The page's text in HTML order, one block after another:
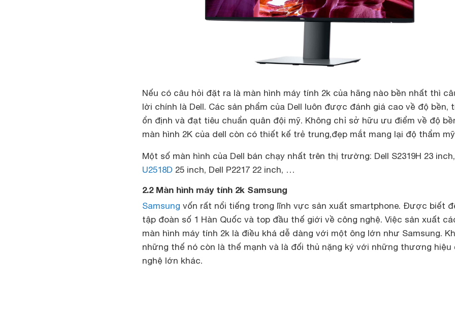
Nếu có câu hỏi đặt ra là màn hình máy tính 2k của hãng nào bền nhất thì
lời chính là Dell. Các sản phẩm của Dell luôn được đánh giá cao về độ bền,
ổn định và đạt tiêu chuẩn quân đội mỹ. Không chỉ sở hữu ưu điểm về độ
màn hình 2K của dell còn có thiết kế trẻ trung,đẹp mắt mang lại độ thẩm
Một số màn hình của Dell bán chạy nhất trên thị trường: Dell S2319H 23 inch,
U2518D 25 inch, Dell P2217 22 inch, …
2.2 Màn hình máy tính 2k Samsung
Samsung vốn rất nổi tiếng trong lĩnh vực sản xuất smartphone. Được biết
tập đoàn số 1 Hàn Quốc và top đầu thế giới về công nghệ. Việc sản xuất
màn hình máy tính 2k là điều khá dễ dàng với một ông lớn như Samsung.
những thế nó còn là thế mạnh và là đối thủ nặng ký với những thương hiệu
nghệ lớn khác.